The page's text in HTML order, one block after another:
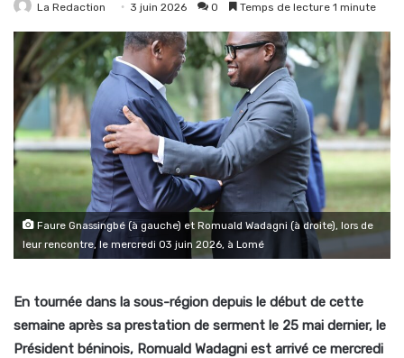
La Redaction 3 juin 2026 0 Temps de lecture 1 minute
Faure Gnassingbé (à gauche) et Romuald Wadagni (à droite), lors de
leur rencontre, le mercredi 03 juin 2026, à Lomé
En tournée dans la sous-région depuis le début de cette
semaine après sa prestation de serment le 25 mai dernier, le
Président béninois, Romuald Wadagni est arrivé ce mercredi